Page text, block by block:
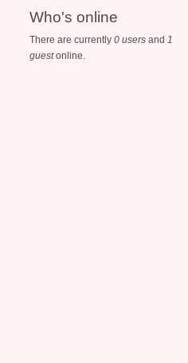
Who's online
There are currently 0 users and 1
guestonline.